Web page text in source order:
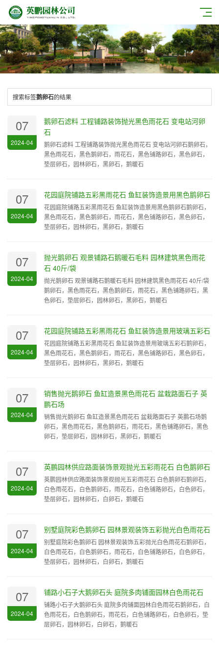
搜索标签鹅卵石的结果
07
2024-04
鹅卵石滤料 工程铺路装饰抛光黑色雨花石 变电站河卵
石
鹅卵石滤料 工程铺路装饰抛光黑色雨花石 变电站河卵石鹅卵石，
黑色雨花石，黑色鹅卵石，雨花石，黑色铺路卵石，黑色卵石，
垫层卵石，园林卵石，黑卵石，鹅暖石
07
2024-04
花园庭院铺路五彩黑雨花石 鱼缸装饰造景用黑色鹅卵石
花园庭院铺路五彩黑雨花石 鱼缸装饰造景用黑色鹅卵石鹅卵石，
黑色雨花石，黑色鹅卵石，雨花石，黑色铺路卵石，黑色卵石，
垫层卵石，园林卵石，黑卵石，鹅暖石
07
2024-04
抛光鹅卵石 观景铺路石鹅暖石毛料 园林建筑黑色雨花
石 40斤/袋
抛光鹅卵石 观景铺路石鹅暖石毛料 园林建筑黑色雨花石 40斤/袋
鹅卵石，黑色雨花石，黑色鹅卵石，雨花石，黑色铺路卵石，黑
色卵石，垫层卵石，园林卵石，黑卵石，鹅暖石
07
2024-04
花园庭院铺路五彩黑雨花石 鱼缸装饰造景用玻璃五彩石
花园庭院铺路五彩黑雨花石 鱼缸装饰造景用玻璃五彩石鹅卵石，
黑色雨花石，黑色鹅卵石，雨花石，黑色铺路卵石，黑色卵石，
垫层卵石，园林卵石，黑卵石，鹅暖石
07
2024-04
销售抛光鹅卵石 鱼缸造景黑色雨花石 盆栽路面石子 英
鹏石场
销售抛光鹅卵石 鱼缸造景黑色雨花石 盆栽路面石子 英鹏石场鹅
卵石，黑色雨花石，黑色鹅卵石，雨花石，黑色铺路卵石，黑色
卵石，垫层卵石，园林卵石，黑卵石，鹅暖石
07
2024-04
英鹏园林供应路面装饰景观抛光五彩雨花石 白色鹅卵石
英鹏园林供应路面装饰景观抛光五彩雨花石 白色鹅卵石鹅卵石，
白色雨花石，白色鹅卵石，雨花石，白色铺路卵石，白色卵石，
垫层卵石，园林卵石，白卵石，鹅暖石
07
2024-04
别墅庭院彩色鹅卵石 园林景观装饰五彩抛光白色雨花石
别墅庭院彩色鹅卵石 园林景观装饰五彩抛光白色雨花石鹅卵石，
白色雨花石，白色鹅卵石，雨花石，白色铺路卵石，白色卵石，
垫层卵石，园林卵石，白卵石，鹅暖石
07
2024-04
铺路小石子大鹅卵石头 庭院多肉铺面园林白色雨花石
铺路小石子大鹅卵石头 庭院多肉铺面园林白色雨花石鹅卵石，白
色雨花石，白色鹅卵石，雨花石，白色铺路卵石，白色卵石，垫
层卵石，园林卵石，白卵石，鹅暖石